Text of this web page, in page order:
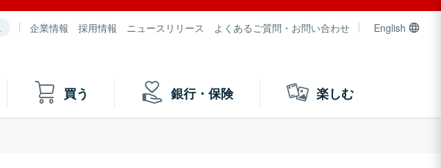
企業情報 採用情報 ニュースリリース よくあるご質問・お問い合わせ English
買う 銀行・保険 楽しむ